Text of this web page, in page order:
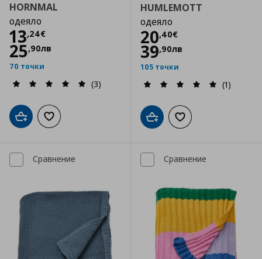
HORNMAL
одеяло
13,24€
Цена
25,90лв
70 точки
(3)
Добави в кошницата
Добави към списъка с любими
HUMLEMOTT
одеяло
20,40€
Цена
39,90лв
105 точки
(1)
Добави в кошницата
Добави към
Сравнение Сравнение